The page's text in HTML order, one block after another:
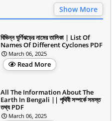
Show More
বিভিন্ন ঘূর্ণিঝড়ের নামের তালিকা | List Of
Names Of Different Cyclones PDF
March 06, 2025
Read More
All The Information About The
Earth In Bengali || পৃথিবী সম্পর্কে সমস্ত
তথ্য PDF
March 06, 2025